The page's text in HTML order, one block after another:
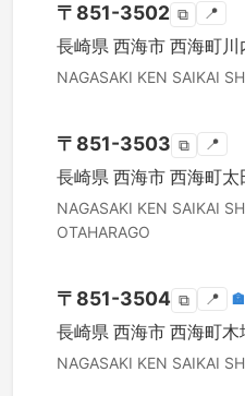
〒 851-3502 ⧉ 📍
長崎県 西海市 西海町川
NAGASAKI KEN SAIKAI
〒 851-3503 ⧉ 📍
長崎県 西海市 西海町太
NAGASAKI KEN SAIKAI
OTAHARAGO
〒 851-3504 ⧉ 📍 🏣
長崎県 西海市 西海町木
NAGASAKI KEN SAIKAI